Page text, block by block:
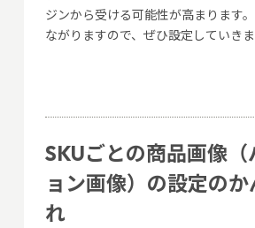
ジンから受ける可能性が高まります
ながりますので、ぜひ設定していきま
SKUごとの商品画像（
ョン画像）の設定の
れ